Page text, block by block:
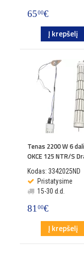
6500€
Į krepšelį
Tenas 2200 W 6
OKCE 125 NTR/S
Kodas: 3342025ND
Pristatysime
15-30 d.d.
8100€
Į krepšelį